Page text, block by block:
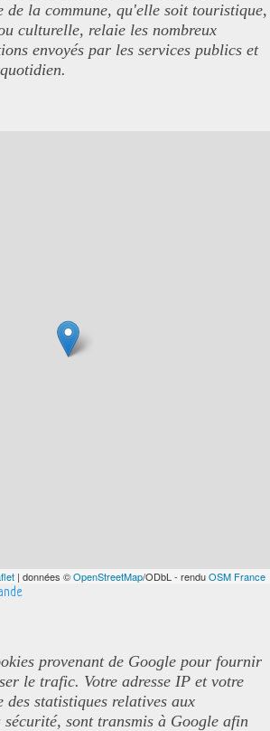
de la commune, qu'elle soit touristique,
culturelle, relaie les nombreux
envoyés par les services publics et
| données ©OpenStreetMap/ODbL - renduOSM France
provenant de Google pour fournir
le trafic. Votre adresse IP et votre
des statistiques relatives aux
sont transmis à Google afin